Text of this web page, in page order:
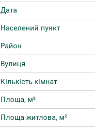
Дата
Населений пункт
Район
Вулиця
Кількість кімнат
Площа, м²
Площа житлова, м²